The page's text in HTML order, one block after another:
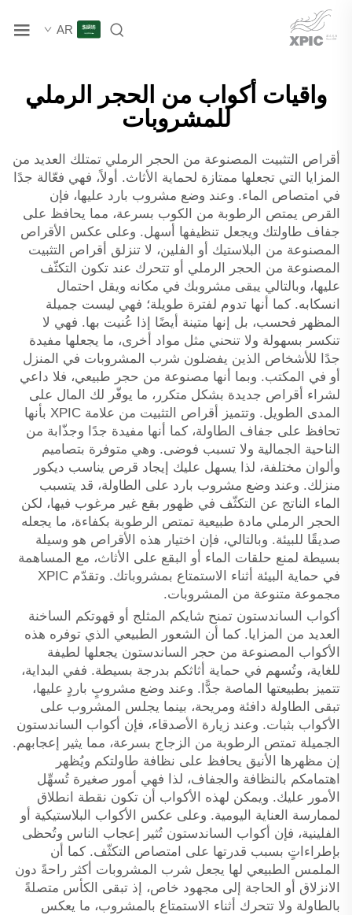
AR
واقيات أكواب من الحجر الرملي
للمشروبات
أقراص التثبيت المصنوعة من الحجر الرملي تمتلك العديد من
المزايا التي تجعلها ممتازة لحماية الأثاث. أولاً، فهي فعّالة جدًا
في امتصاص الماء. وعند وضع مشروب بارد عليها، فإن
القرص يمتص الرطوبة من الكوب بسرعة، مما يحافظ على
جفاف طاولتك ويجعل تنظيفها أسهل. وعلى عكس الأقراص
المصنوعة من البلاستيك أو الفلين، لا تنزلق أقراص التثبيت
المصنوعة من الحجر الرملي أو تتحرك عند تكون التكثّف
عليها، وبالتالي يبقى مشروبك في مكانه ويقل احتمال
انسكابه. كما أنها تدوم لفترة طويلة؛ فهي ليست جميلة
المظهر فحسب، بل إنها متينة أيضًا إذا عُنيت بها. فهي لا
تنكسر بسهولة ولا تنحني مثل مواد أخرى، ما يجعلها مفيدة
جدًا للأشخاص الذين يفضلون شرب المشروبات في المنزل
أو في المكتب. وبما أنها مصنوعة من حجر طبيعي، فلا داعي
لشراء أقراص جديدة بشكل متكرر، ما يوفّر لك المال على
المدى الطويل. وتتميز أقراص التثبيت من علامة XPIC بأنها
تحافظ على جفاف الطاولة، كما أنها مفيدة جدًا وجذّابة من
الناحية الجمالية ولا تسبب فوضى. وهي متوفرة بتصاميم
وألوان مختلفة، لذا يسهل عليك إيجاد قرص يناسب ديكور
منزلك. وعند وضع مشروب بارد على الطاولة، قد يتسبب
الماء الناتج عن التكثّف في ظهور بقع غير مرغوب فيها، لكن
الحجر الرملي مادة طبيعية تمتص الرطوبة بكفاءة، ما يجعله
صديقًا للبيئة. وبالتالي، فإن اختيار هذه الأقراص هو وسيلة
بسيطة لمنع حلقات الماء أو البقع على الأثاث، مع المساهمة
في حماية البيئة أثناء الاستمتاع بمشروباتك. وتقدّم XPIC
مجموعة متنوعة من المشروبات.
أكواب الساندستون تمنح شايكم المثلج أو قهوتكم الساخنة
العديد من المزايا. كما أن الشعور الطبيعي الذي توفره هذه
الأكواب المصنوعة من حجر الساندستون يجعلها لطيفة
للغاية، وتُسهم في حماية أثاثكم بدرجة بسيطة. ففي البداية،
تتميز بطبيعتها الماصة جدًّا. وعند وضع مشروبٍ باردٍ عليها،
تبقى الطاولة دافئة ومريحة، بينما يجلس المشروب على
الأكواب بثبات. وعند زيارة الأصدقاء، فإن أكواب الساندستون
الجميلة تمتص الرطوبة من الزجاج بسرعة، مما يثير إعجابهم.
إن مظهرها الأنيق يحافظ على نظافة طاولتكم ويُظهر
اهتمامكم بالنظافة والجفاف، لذا فهي أمور صغيرة تُسهِّل
الأمور عليك. ويمكن لهذه الأكواب أن تكون نقطة انطلاق
لممارسة العناية اليومية. وعلى عكس الأكواب البلاستيكية أو
الفلينية، فإن أكواب الساندستون تُثير إعجاب الناس وتُحظى
بإطراءاتٍ بسبب قدرتها على امتصاص التكثّف. كما أن
الملمس الطبيعي لها يجعل شرب المشروبات أكثر راحةً دون
الانزلاق أو الحاجة إلى مجهود خاص، إذ تبقى الكأس متصلةً
بالطاولة ولا تتحرك أثناء الاستمتاع بالمشروب، ما يعكس